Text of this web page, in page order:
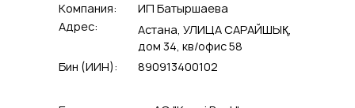
890913400102
Бин (ИИН):
Астана, УЛИЦА САРАЙШЫҚ,
дом 34, кв/офис 58
Адрес:
ИП Батыршаева
Компания: